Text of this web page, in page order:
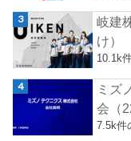
岐建
け）
10.1k
ミズ
会（
7.5k件